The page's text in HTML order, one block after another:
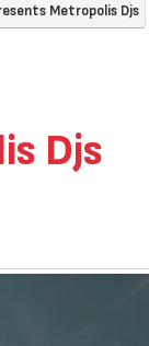
Metropolis Djs
Djs